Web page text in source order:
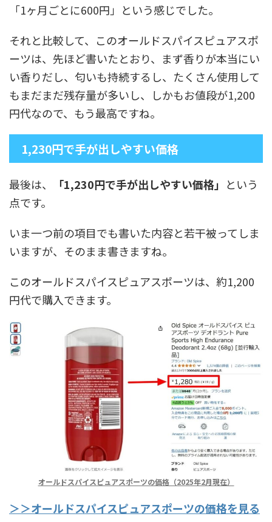
「1ヶ月ごとに600円」という感じでした。
それと比較して、このオールドスパイスピュアスポ
ーツは、先ほど書いたとおり、まず香りが本当にい
い香りだし、匂いも持続するし、たくさん使用して
もまだまだ残存量が多いし、しかもお値段が1,200
円代なので、もう最高ですね。
1,230円で手が出しやすい価格
最後は、 「1,230円で手が出しやすい価格」 という
点です。
いま一つ前の項目でも書いた内容と若干被ってしま
いますが、そのまま書きますね。
このオールドスパイスピュアスポーツは、約1,200
円代で購入できます。
オールドスパイスピュアスポーツの価格（2025年2月現在）
＞＞オールドスパイスピュアスポーツの価格を見る